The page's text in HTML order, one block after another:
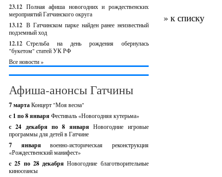
23.12 Полная афиша новогодних и рождественских
мероприятий Гатчинского округа
13.12 В Гатчинском парке найден ранее неизвестный
подземный ход
12.12 Стрельба на день рождения обернулась
"букетом" статей УК РФ
Все новости »
Афиша-анонсы Гатчины
7 мартаКонцерт "Моя весна"
с 1 по 8 января Фестиваль «Новогодняя кутерьма»
с 24 декабря по 8 январяНовогодние игровые
программы для детей в Гатчине
7 январявоенно-историческая реконструкция
«Рождественский манифест»
c 25 по 28 декабряНовогодние благотворительные
киносеансы
» к списку